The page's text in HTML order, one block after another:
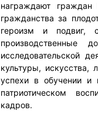
награждают
гражданства за
героизм и подвиг,
исследовательской
культуры, искусства,
успехи в обучении и
патриотическом
кадров.